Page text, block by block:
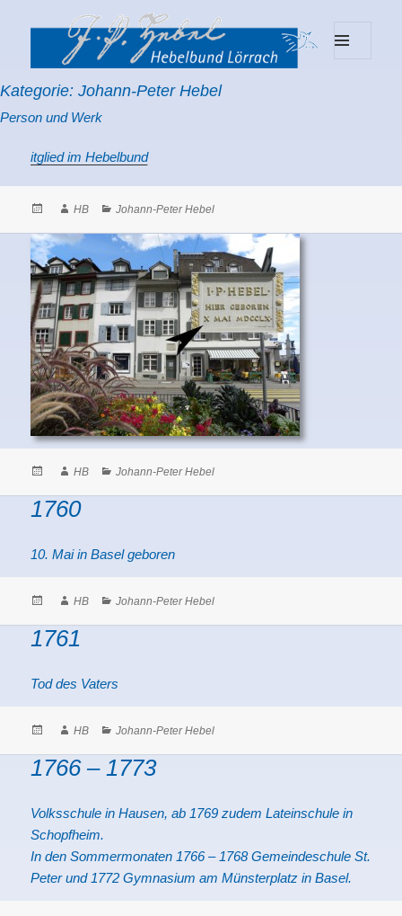
Hebelbund Lörrach
Kategorie: Johann-Peter Hebel
Person und Werk
Mitglied im Hebelbund
PostedAuthor
HB Categories
Johann-Peter Hebel
PostedAuthor
HB Categories
Johann-Peter Hebel
1760
10. Mai in Basel geboren
PostedAuthor
HB Categories
Johann-Peter Hebel
1761
Tod des Vaters
PostedAuthor
HB Categories
Johann-Peter Hebel
1766 – 1773
Volksschule in Hausen, ab 1769 zudem Lateinschule in
Schopfheim.
In den Sommermonaten 1766 – 1768 Gemeindeschule St.
Peter und 1772 Gymnasium am Münsterplatz in Basel.